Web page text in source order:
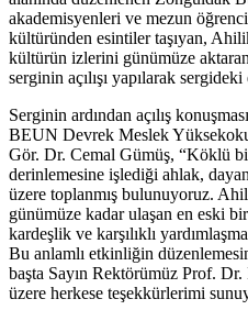
akademisyenleri ve mezun
kültüründen esintiler taşıyan,
kültürün izlerini günümüze
serginin açılışı yapılarak
Serginin ardından açılış
BEUN Devrek Meslek
Gör. Dr. Cemal Gümüş, “Köklü
derinlemesine işlediği ahlak,
üzere toplanmış bulunuyoruz.
günümüze kadar ulaşan en eski
kardeşlik ve karşılıklı
Bu anlamlı etkinliğin
başta Sayın Rektörümüz Prof.
üzere herkese teşekkürlerimi